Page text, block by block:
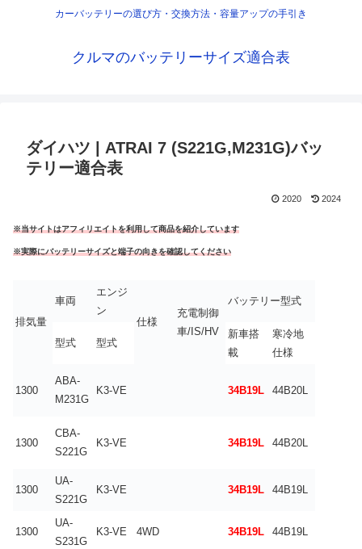
カーバッテリーの選び方・交換方法・容量アップの手引き
クルマのバッテリーサイズ適合表
ダイハツ | ATRAI 7 (S221G,M231G)バッ
テリー適合表
2020 2024
※当サイトはアフィリエイトを利用して商品を紹介しています
※実際にバッテリーサイズと端子の向きを確認してください
排気量
車両
エンジ
ン
仕様
充電制御
車/IS/HV
バッテリー型式
型式 型式
新車搭
載
寒冷地
仕様
1300
ABA-
M231G
K3-VE 34B19L 44B20L
1300
CBA-
S221G
K3-VE 34B19L 44B20L
1300
UA-
S221G
K3-VE 34B19L 44B19L
1300
UA-
S231G
K3-VE 4WD 34B19L 44B19L